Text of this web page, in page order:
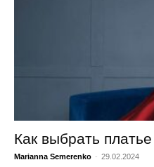
Как выбрать
Marianna Semerenko - 29.02.2024